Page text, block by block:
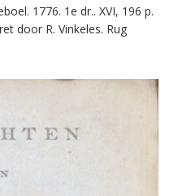
1776. 1e dr.. XVI, 196 p.
door R. Vinkeles. Rug